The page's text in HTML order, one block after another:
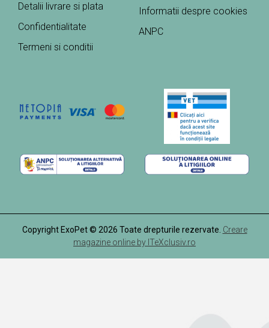
Detalii livrare si plata
Confidentialitate
Termeni si conditii
Informatii despre cookies
ANPC
Copyright ExoPet © 2026 Toate drepturile rezervate. Creare
magazine online by ITeXclusiv.ro